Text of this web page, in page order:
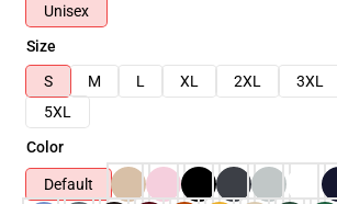
Unisex
Size
S
M L XL 2XL 3XL
5XL
Color
Default